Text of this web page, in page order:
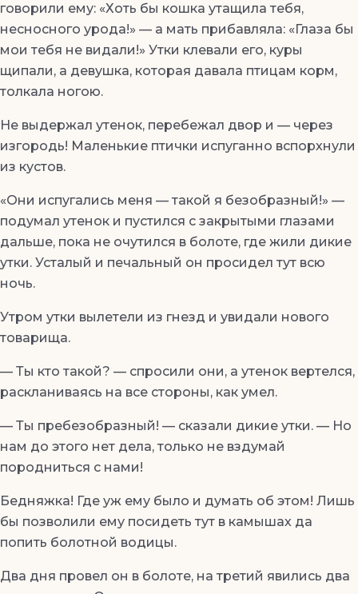
говорили ему: «Хоть бы кошка утащила тебя,
несносного урода!» — а мать прибавляла: «Глаза бы
мои тебя не видали!» Утки клевали его, куры
щипали, а девушка, которая давала птицам корм,
толкала ногою.
Не выдержал утенок, перебежал двор и — через
изгородь! Маленькие птички испуганно вспорхнули
из кустов.
«Они испугались меня — такой я безобразный!» —
подумал утенок и пустился с закрытыми глазами
дальше, пока не очутился в болоте, где жили дикие
утки. Усталый и печальный он просидел тут всю
ночь.
Утром утки вылетели из гнезд и увидали нового
товарища.
— Ты кто такой? — спросили они, а утенок вертелся,
раскланиваясь на все стороны, как умел.
— Ты пребезобразный! — сказали дикие утки. — Но
нам до этого нет дела, только не вздумай
породниться с нами!
Бедняжка! Где уж ему было и думать об этом! Лишь
бы позволили ему посидеть тут в камышах да
попить болотной водицы.
Два дня провел он в болоте, на третий явились два